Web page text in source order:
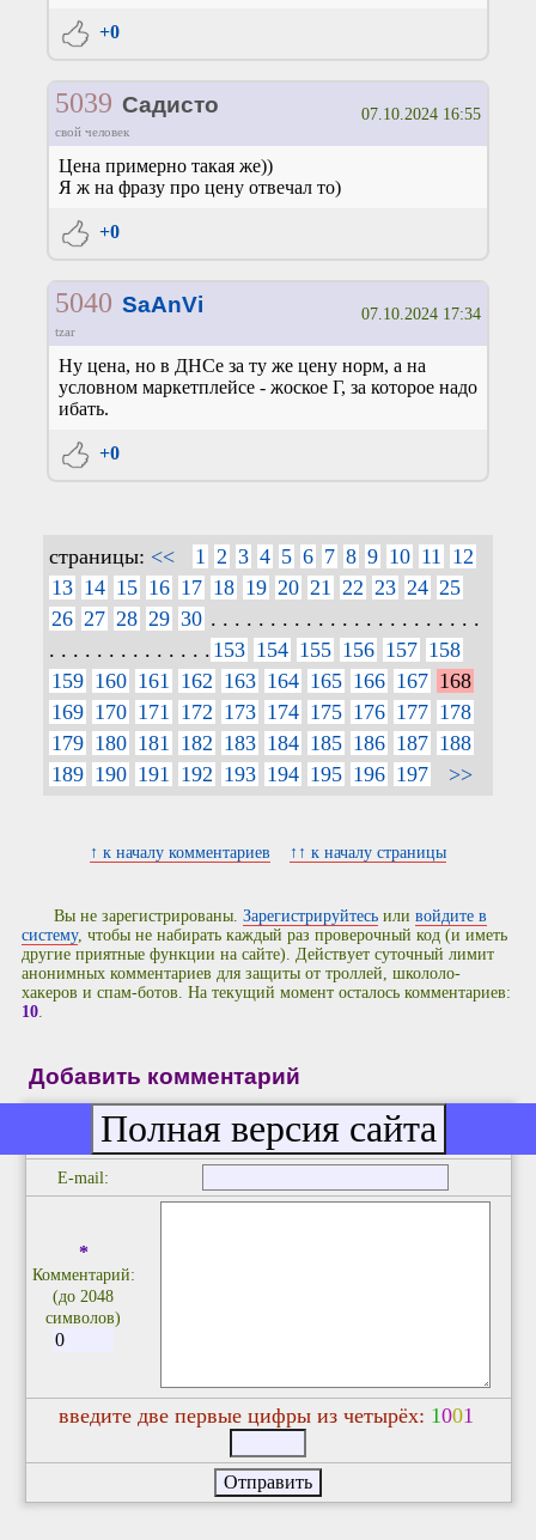
+0
5039 Садисто
свой человек
07.10.2024 16:55
Цена примерно такая же))
Я ж на фразу про цену отвечал то)
+0
5040 SaAnVi
tzar
07.10.2024 17:34
Ну цена, но в ДНСе за ту же цену норм, а на
условном маркетплейсе - жоское Г, за которое надо
ибать.
+0
страницы: << 1 2 3 4 5 6 7 8 9 10 11
12
13 14 15 16 17 18 19 20 21 22 23 24 25
26 27 28 29 30 . . . . . . . . . . . . . . . . . . . . . . .
. . . . . . . . . . . . . . 153 154 155 156 157 158
159 160 161 162 163 164 165 166 167 168
169 170 171 172 173 174 175 176 177 178
179 180 181 182 183 184 185 186 187 188
189 190 191 192 193 194 195 196 197 >>
↑ к началу комментариев ↑↑ к началу страницы
Вы не зарегистрированы.Зарегистрируйтесь иливойдите в
систему, чтобы не набирать каждый раз проверочный код (и иметь
другие приятные функции на сайте). Действует суточный лимит
анонимных комментариев для защиты от троллей, школоло-
хакеров и спам-ботов. На текущий момент осталось комментариев:
10.
Добавить комментарий
Ваше имя/
E-mail:
*
Комментарий:
(до 2048
символов)
введите две первые цифры из четырёх: 1001